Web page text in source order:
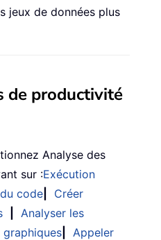
jeux de données plus
de productivité
Analyse des
sur :Exécution
code
Créer
Analyser les
Appeler